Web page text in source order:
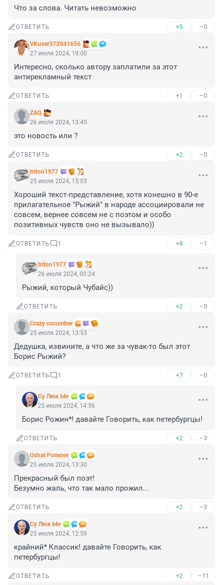
Что за слова. Читать невозможно
ОТВЕТИТЬ +5 –0
VKuser372041656
27 июля 2024, 19:00
Интересно, сколько автору заплатили за этот
антирекламный текст
ОТВЕТИТЬ +1 –0
ZAQ
26 июля 2024, 13:45
это новость или ?
ОТВЕТИТЬ +2 –0
triton1977
25 июля 2024, 15:03
Хороший текст-представление, хотя конешно в 90-е
прилагательное "Рыжий" в народе ассоциировали не
совсем, вернее совсем не с поэтом и особо
позитивных чувств оно не вызывало))
ОТВЕТИТЬ 1 +8 –1
triton1977
26 июля 2024, 00:24
Рыжий, который Чубайс))
ОТВЕТИТЬ +2 –0
Crazy cucumber
25 июля 2024, 13:53
Дедушка, извините, а что же за чувак-то был этот
Борис Рыжий?
ОТВЕТИТЬ 1 +7 –0
Су Люк Ын
25 июля 2024, 14:56
Борис Рожин*! давайте Говорить, как петербургцы!
ОТВЕТИТЬ +2 –3
Ushat Pomoev
25 июля 2024, 13:30
Прекрасный был поэт!
Безумно жаль, что так мало прожил...
ОТВЕТИТЬ +2 –3
Су Люк Ын
25 июля 2024, 12:59
крайний* Классик! давайте Говорить, как
петербургцы!
ОТВЕТИТЬ +2 –11